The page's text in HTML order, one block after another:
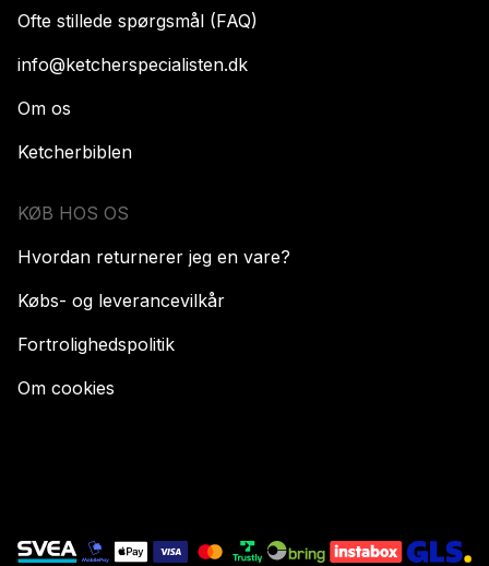
Ofte stillede spørgsmål (FAQ)
info@ketcherspecialisten.dk
Om os
Ketcherbiblen
KØB HOS OS
Hvordan returnerer jeg en vare?
Købs- og leverancevilkår
Fortrolighedspolitik
Om cookies